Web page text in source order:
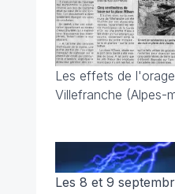
Les effets de
Villefranche (Alpes-
Les 8 et 9